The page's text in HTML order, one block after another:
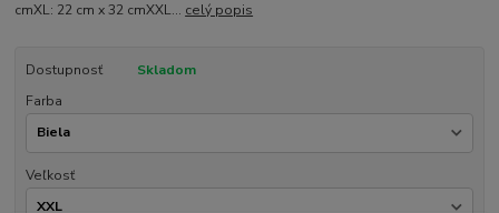
cmXL: 22 cm x 32 cmXXL... celý popis
Dostupnosť
Skladom
Farba
Veľkosť